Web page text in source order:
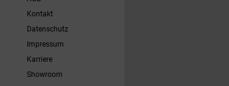
Kontakt
Datenschutz
Impressum
Karriere
Showroom